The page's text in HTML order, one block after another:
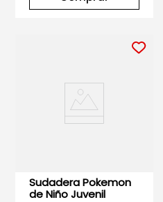
Sudadera Pokemon
de Niño Juvenil